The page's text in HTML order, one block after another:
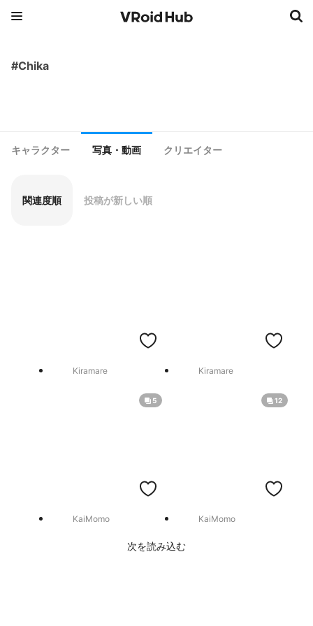
#Chika
キャラクター 写真・動画 クリエイター
関連度順 投稿が新しい順
Kiramare Kiramare
5
KaiMomo
12
KaiMomo
次を読み込む